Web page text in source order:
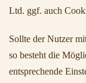
Ltd. ggf. auch
Sollte der Nutzer
so besteht die
entsprechende